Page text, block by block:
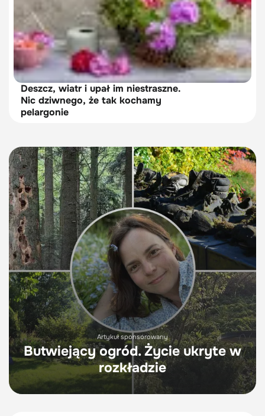
Deszcz, wiatr i upał im niestraszne.
Nic dziwnego, że tak kochamy
pelargonie
Artykuł sponsorowany
Butwiejący ogród. Życie ukryte w
rozkładzie